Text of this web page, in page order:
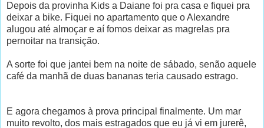
Depois da provinha Kids a Daiane foi pra casa e fiquei pra
deixar a bike. Fiquei no apartamento que o Alexandre
alugou até almoçar e aí fomos deixar as magrelas pra
pernoitar na transição.
A sorte foi que jantei bem na noite de sábado, senão aquele
café da manhã de duas bananas teria causado estrago.
E agora chegamos à prova principal finalmente. Um mar
muito revolto, dos mais estragados que eu já vi em jurerê,